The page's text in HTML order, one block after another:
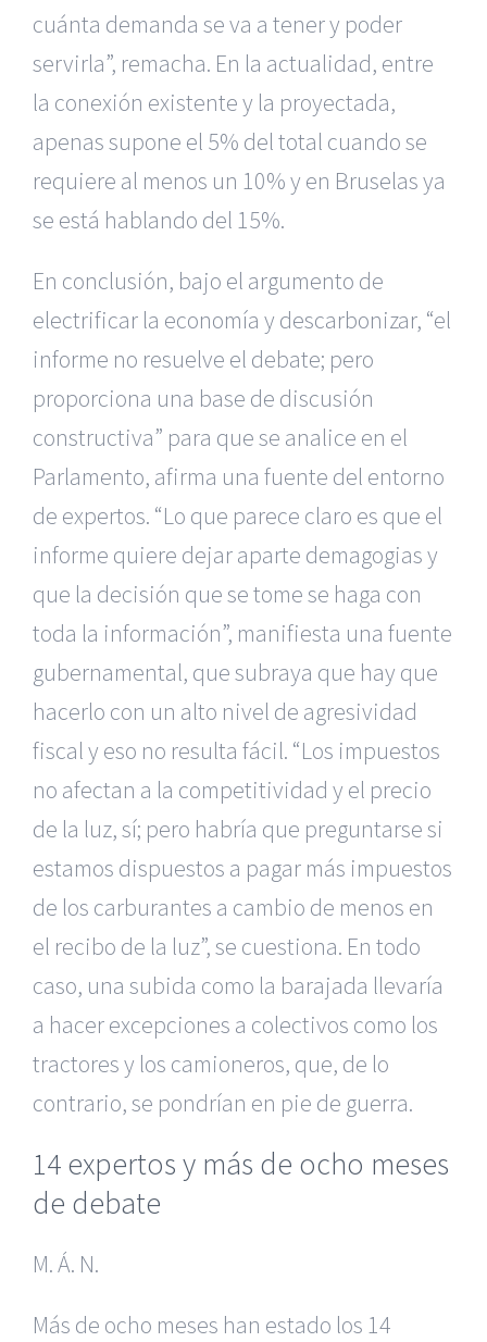
cuánta demanda se va a tener y poder
servirla”, remacha. En la actualidad, entre
la conexión existente y la proyectada,
apenas supone el 5% del total cuando se
requiere al menos un 10% y en Bruselas ya
se está hablando del 15%.
En conclusión, bajo el argumento de
electrificar la economía y descarbonizar, “el
informe no resuelve el debate; pero
proporciona una base de discusión
constructiva” para que se analice en el
Parlamento, afirma una fuente del entorno
de expertos. “Lo que parece claro es que el
informe quiere dejar aparte demagogias y
que la decisión que se tome se haga con
toda la información”, manifiesta una fuente
gubernamental, que subraya que hay que
hacerlo con un alto nivel de agresividad
fiscal y eso no resulta fácil. “Los impuestos
no afectan a la competitividad y el precio
de la luz, sí; pero habría que preguntarse si
estamos dispuestos a pagar más impuestos
de los carburantes a cambio de menos en
el recibo de la luz”, se cuestiona. En todo
caso, una subida como la barajada llevaría
a hacer excepciones a colectivos como los
tractores y los camioneros, que, de lo
contrario, se pondrían en pie de guerra.
14 expertos y más de ocho meses
de debate
M. Á. N.
Más de ocho meses han estado los 14